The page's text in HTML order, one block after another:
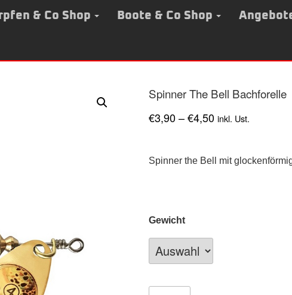
& Co Shop Boote & Co Shop
Spinner The Bell Bachforelle
€3,90–€4,50 inkl. Ust.
Spinner the Bell mit
Gewicht
Spinner